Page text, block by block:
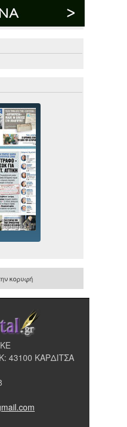
κορυφή
43100 ΚΑΡΔΙΤΣΑ